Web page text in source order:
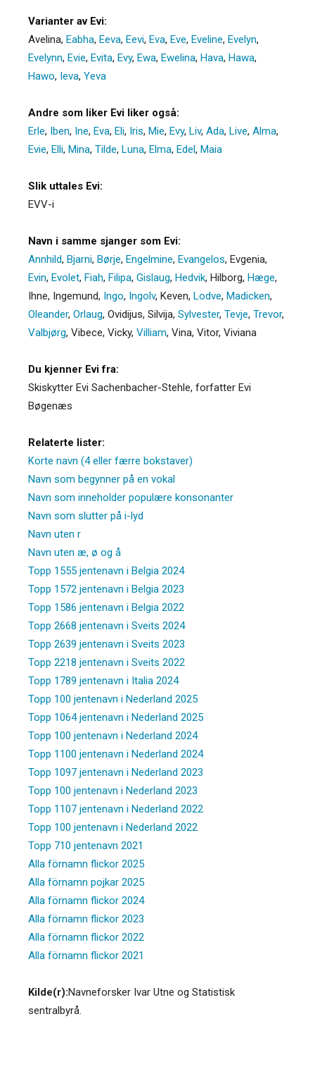
Varianter av Evi:
Avelina, Eabha, Eeva, Eevi, Eva, Eve, Eveline, Evelyn,
Evelynn, Evie, Evita, Evy, Ewa, Ewelina, Hava, Hawa,
Hawo, Ieva, Yeva
Andre som liker Evi liker også:
Erle, Iben, Ine, Eva, Eli, Iris, Mie, Evy, Liv, Ada, Live, Alma,
Evie, Elli, Mina, Tilde, Luna, Elma, Edel, Maia
Slik uttales Evi:
EVV-i
Navn i samme sjanger som Evi:
Annhild, Bjarni, Børje, Engelmine, Evangelos, Evgenia,
Evin, Evolet, Fiah, Filipa, Gislaug, Hedvik, Hilborg, Hæge,
Ihne, Ingemund, Ingo, Ingolv, Keven, Lodve, Madicken,
Oleander, Orlaug, Ovidijus, Silvija, Sylvester, Tevje, Trevor,
Valbjørg, Vibece, Vicky, Villiam, Vina, Vitor, Viviana
Du kjenner Evi fra:
Skiskytter Evi Sachenbacher-Stehle, forfatter Evi
Bøgenæs
Relaterte lister:
Korte navn (4 eller færre bokstaver)
Navn som begynner på en vokal
Navn som inneholder populære konsonanter
Navn som slutter på i-lyd
Navn uten r
Navn uten æ, ø og å
Topp 1555 jentenavn i Belgia 2024
Topp 1572 jentenavn i Belgia 2023
Topp 1586 jentenavn i Belgia 2022
Topp 2668 jentenavn i Sveits 2024
Topp 2639 jentenavn i Sveits 2023
Topp 2218 jentenavn i Sveits 2022
Topp 1789 jentenavn i Italia 2024
Topp 100 jentenavn i Nederland 2025
Topp 1064 jentenavn i Nederland 2025
Topp 100 jentenavn i Nederland 2024
Topp 1100 jentenavn i Nederland 2024
Topp 1097 jentenavn i Nederland 2023
Topp 100 jentenavn i Nederland 2023
Topp 1107 jentenavn i Nederland 2022
Topp 100 jentenavn i Nederland 2022
Topp 710 jentenavn 2021
Alla förnamn flickor 2025
Alla förnamn pojkar 2025
Alla förnamn flickor 2024
Alla förnamn flickor 2023
Alla förnamn flickor 2022
Alla förnamn flickor 2021
Kilde(r):Navneforsker Ivar Utne og Statistisk
sentralbyrå.